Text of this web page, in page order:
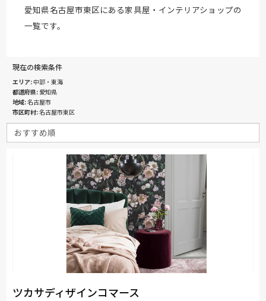
愛知県名古屋市東区にある家具屋・インテリアショップの
一覧です。
現在の検索条件
エリア 中部・東海
都道府県 愛知県
地域 名古屋市
市区町村 名古屋市東区
ツカサディザインコマース